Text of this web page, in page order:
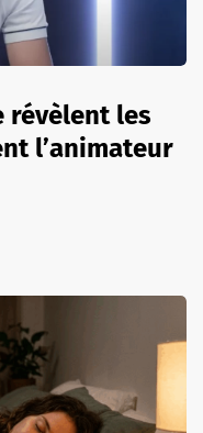
révèlent les
l’animateur